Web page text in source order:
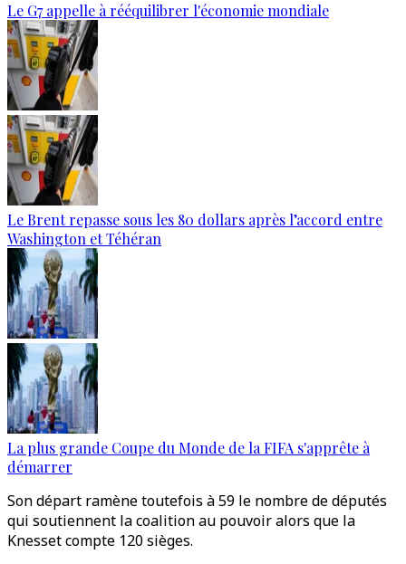
Le G7 appelle à rééquilibrer l'économie mondiale
Le Brent repasse sous les 80 dollars après l’accord entre
Washington et Téhéran
La plus grande Coupe du Monde de la FIFA s'apprête à
démarrer
Son départ ramène toutefois à 59 le nombre de députés
qui soutiennent la coalition au pouvoir alors que la
Knesset compte 120 sièges.